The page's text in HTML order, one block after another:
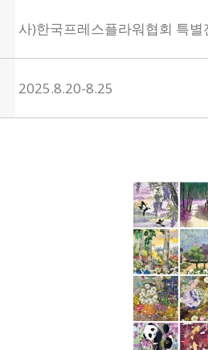
사)한국프레스플라워협회 특
2025.8.20-8.25